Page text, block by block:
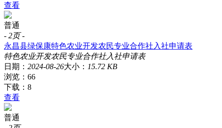
查看
普通
- 2页-
永昌县绿保康特色农业开发农民专业合作社入社申请表
特色农业开发农民专业合作社入社申请表
日期： 2024-08-26大小： 15.72 KB
浏览：66
下载：8
查看
普通